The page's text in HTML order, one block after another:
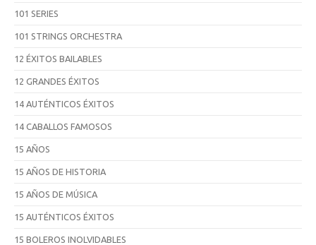
101 SERIES
101 STRINGS ORCHESTRA
12 ÉXITOS BAILABLES
12 GRANDES ÉXITOS
14 AUTÉNTICOS ÉXITOS
14 CABALLOS FAMOSOS
15 AÑOS
15 AÑOS DE HISTORIA
15 AÑOS DE MÚSICA
15 AUTÉNTICOS ÉXITOS
15 BOLEROS INOLVIDABLES